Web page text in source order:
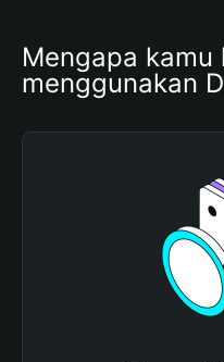
Mengapa kamu
menggunakan